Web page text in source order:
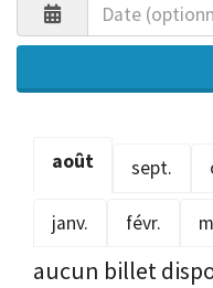
août sept.
janv. févr.
aucun billet